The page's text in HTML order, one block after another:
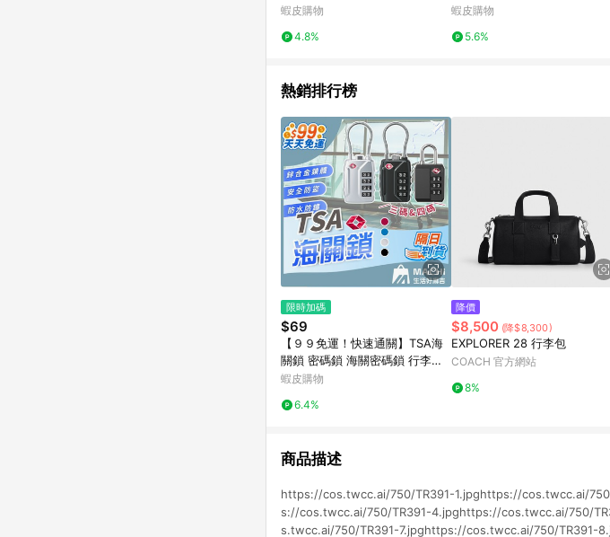
用針釦皮腰帶交換禮物 送朋友禮
蝦皮購物
4.8%
捲尺
蝦皮購物
5.6%
熱銷排行榜
限時加碼
$69
【９９免運！快速通關】TSA海
關鎖 密碼鎖 海關密碼鎖 行李箱
鎖 防盜鎖 鋼絲鎖 健身房鎖 鎖頭
蝦皮購物
6.4%
降價
$8,500 (降$8,300)
EXPLORER 28 行李包
COACH 官方網站
8%
商品描述
https://cos.twcc.ai/750/TR391-1.jpghttps://cos.twcc.ai/
s://cos.twcc.ai/750/TR391-4.jpghttps://cos.twcc.ai/750/
s.twcc.ai/750/TR391-7.jpghttps://cos.twcc.ai/750/